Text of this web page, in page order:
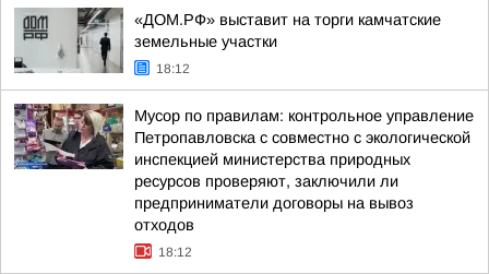
«ДОМ.РФ» выставит на торги камчатские
земельные участки
18:12
Мусор по правилам: контрольное управление
Петропавловска с совместно с экологической
инспекцией министерства природных
ресурсов проверяют, заключили ли
предприниматели договоры на вывоз
отходов
18:12